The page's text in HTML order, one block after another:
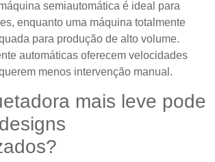
semiautomática é ideal para
enquanto uma máquina totalmente
para produção de alto volume.
automáticas oferecem velocidades
menos intervenção manual.
mais leve pode